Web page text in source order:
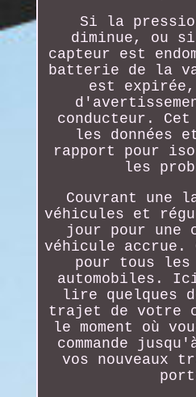
Si la
diminue, ou
capteur est
batterie de la
est expirée,
conducteur.
les données
rapport pour
les
Couvrant une
véhicules et
jour pour une
véhicule
pour tous les
automobiles.
lire quelques
trajet de votre
le moment où
commande
vos nouveaux